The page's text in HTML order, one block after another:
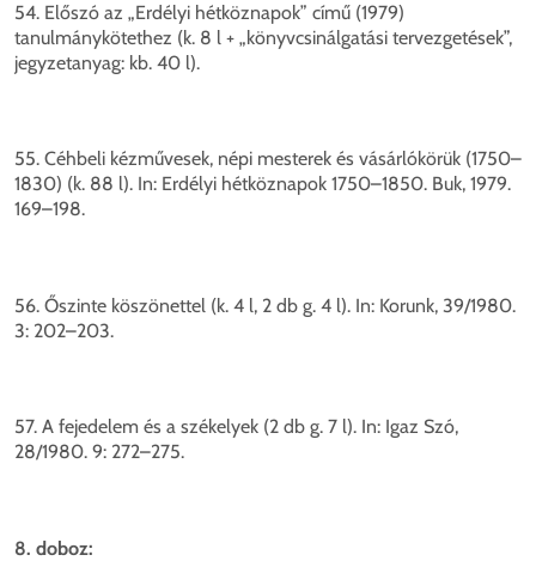
54. Előszó az „Erdélyi hétköznapok” című (1979)
tanulmánykötethez (k. 8 l + „könyvcsinálgatási tervezgetések”,
jegyzetanyag: kb. 40 l).
55. Céhbeli kézművesek, népi mesterek és vásárlókörük (1750–
1830) (k. 88 l). In: Erdélyi hétköznapok 1750–1850. Buk, 1979.
169–198.
56. Őszinte köszönettel (k. 4 l, 2 db g. 4 l). In: Korunk, 39/1980.
3: 202–203.
57. A fejedelem és a székelyek (2 db g. 7 l). In: Igaz Szó,
28/1980. 9: 272–275.
8. doboz: